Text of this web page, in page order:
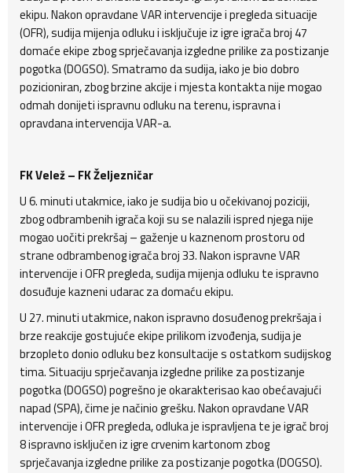
ekipu. Nakon opravdane VAR intervencije i pregleda situacije
(OFR), sudija mijenja odluku i isključuje iz igre igrača broj 47
domaće ekipe zbog sprječavanja izgledne prilike za postizanje
pogotka (DOGSO). Smatramo da sudija, iako je bio dobro
pozicioniran, zbog brzine akcije i mjesta kontakta nije mogao
odmah donijeti ispravnu odluku na terenu, ispravna i
opravdana intervencija VAR-a.
FK Velež – FK Željezničar
U 6. minuti utakmice, iako je sudija bio u očekivanoj poziciji,
zbog odbrambenih igrača koji su se nalazili ispred njega nije
mogao uočiti prekršaj – gaženje u kaznenom prostoru od
strane odbrambenog igrača broj 33. Nakon ispravne VAR
intervencije i OFR pregleda, sudija mijenja odluku te ispravno
dosuđuje kazneni udarac za domaću ekipu.
U 27. minuti utakmice, nakon ispravno dosuđenog prekršaja i
brze reakcije gostujuće ekipe prilikom izvođenja, sudija je
brzopleto donio odluku bez konsultacije s ostatkom sudijskog
tima. Situaciju sprječavanja izgledne prilike za postizanje
pogotka (DOGSO) pogrešno je okarakterisao kao obećavajući
napad (SPA), čime je načinio grešku. Nakon opravdane VAR
intervencije i OFR pregleda, odluka je ispravljena te je igrač broj
8 ispravno isključen iz igre crvenim kartonom zbog
sprječavanja izgledne prilike za postizanje pogotka (DOGSO).